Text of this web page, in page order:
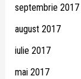
septembrie 2017
august 2017
iulie 2017
mai 2017